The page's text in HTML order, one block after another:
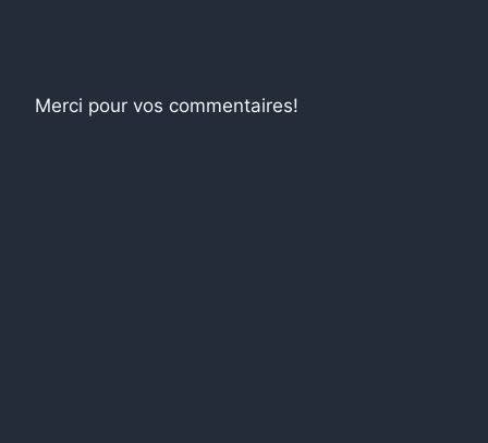
Merci pour vos commentaires!